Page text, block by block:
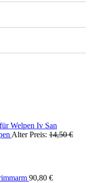
Iv San
Alter Preis: 14,50€
90,80 €